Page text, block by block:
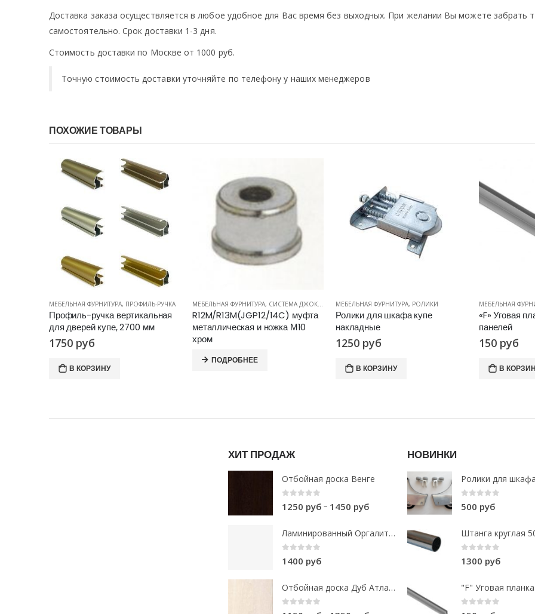
Доставка заказа осуществляется в любое удобное для Вас время без выходных. При желании Вы можете забрать
самостоятельно. Срок доставки 1-3 дня.
Стоимость доставки по Москве от 1000 руб.
Точную стоимость доставки уточняйте по телефону у наших менеджеров
ПОХОЖИЕ ТОВАРЫ
МЕБЕЛЬНАЯ ФУРНИТУРА, СИСТЕМА ДЖОКЕР И УНО
R12M/R13M(JGP12/14C) муфта
металлическая и ножка М10
хром
МЕБЕЛЬНАЯ ФУРНИТУРА, РОЛИКИ
Ролики для шкафа купе
накладные
1250
МЕБЕЛЬНАЯ ФУРНИТУРА, ПЛАНКИ ДЛЯ ПАНЕЛЕЙ
«F» Уговая планка для стеновых
панелей
150руб
В КОРЗИНУ
МЕБЕЛЬНАЯ
R43M
подвижный
ХИТ ПРОДАЖ
Отбойная доска Венге
1250 руб – 1450 руб
Ламинированный Оргалит Белый 2800х1030х3 мм
1400 руб
Отбойная доска Дуб Атланта
НОВИНКИ
500 руб
Штанга круглая
1300 руб